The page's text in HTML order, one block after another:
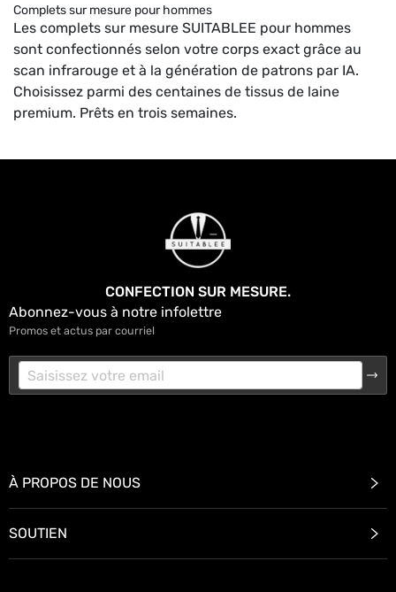
Complets sur mesure pour hommes
Les complets sur mesure SUITABLEE pour hommes
sont confectionnés selon votre corps exact grâce au
scan infrarouge et à la génération de patrons par IA.
Choisissez parmi des centaines de tissus de laine
premium. Prêts en trois semaines.
CONFECTION SUR MESURE.
Abonnez-vous à notre infolettre
Promos et actus par courriel
À PROPOS DE NOUS
SOUTIEN